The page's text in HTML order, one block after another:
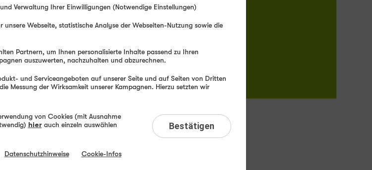
Verwaltung Ihrer Einwilligungen (Notwendige Einstellungen)
Webseite, statistische Analyse der Webseiten-Nutzung sowie die
Partnern, um Ihnen personalisierte Inhalte passend zu Ihren
auszuwerten, nachzuhalten und abzurechnen.
und Serviceangeboten auf unserer Seite und auf Seiten von Dritten
Messung der Wirksamkeit unserer Kampagnen. Hierzu setzten wir
von Cookies (mit Ausnahme
hierauch einzeln auswählen
Bestätigen
Datenschutzhinweise Cookie-Infos